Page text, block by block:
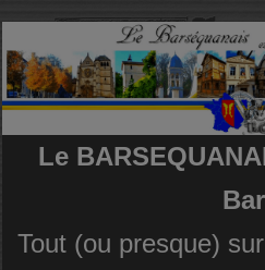
Le
Bar
Tout (ou presque)